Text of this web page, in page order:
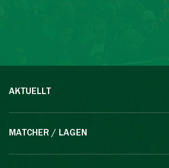
AKTUELLT
MATCHER / LAGEN